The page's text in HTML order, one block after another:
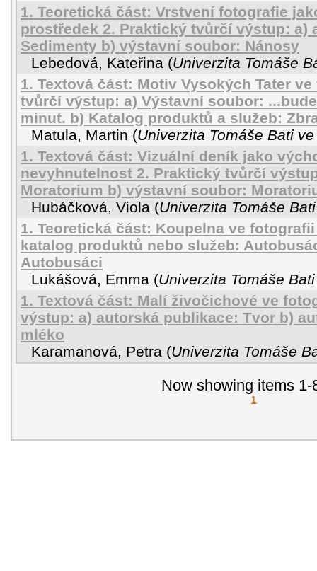
1. Teoretická část: Vrstvení fotografie
prostředek 2. Praktický tvůrčí výstup: a)
Sedimenty b) výstavní soubor: Nánosy
Lebedová, Kateřina (Univerzita Tomáše
1. Textová část: Motiv Vysokých Tater
tvůrčí výstup: a) Výstavní soubor:
minut. b) Katalog produktů a služeb:
Matula, Martin (Univerzita Tomáše Bati
1. Textová část: Vizuální deník jako
nevyhnutelnost 2. Praktický tvůrčí
Moratorium b) výstavní soubor:
Hubáčková, Viola (Univerzita Tomáše
1. Teoretická část: Koupelna ve
katalog produktů nebo služeb:
Autobusáci
Lukášová, Emma (Univerzita Tomáše
1. Textová část: Malí živočichové ve
výstup: a) autorská publikace: Tvor b)
mléko
Karamanová, Petra (Univerzita Tomáše
Now showing items 1-
1